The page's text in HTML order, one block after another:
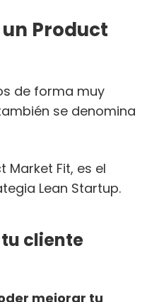
Product
de forma muy
se denomina
Market Fit, es el
Lean Startup.
tu cliente
mejorar tu